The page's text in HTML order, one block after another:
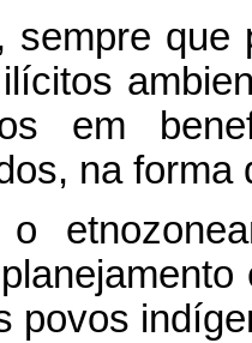
sempre
em
na forma
povos